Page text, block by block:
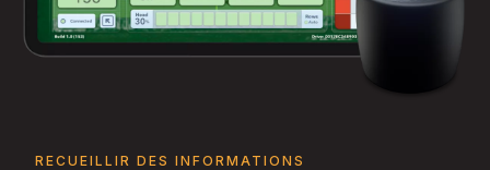
RECUEILLIR DES INFORMATIONS